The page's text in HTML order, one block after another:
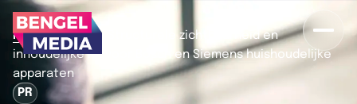
Home>Cases>
Structurele zichtbaarheid en
inhoudelijke PR voor Bosch en Siemens huishoudelijke
apparaten
PR